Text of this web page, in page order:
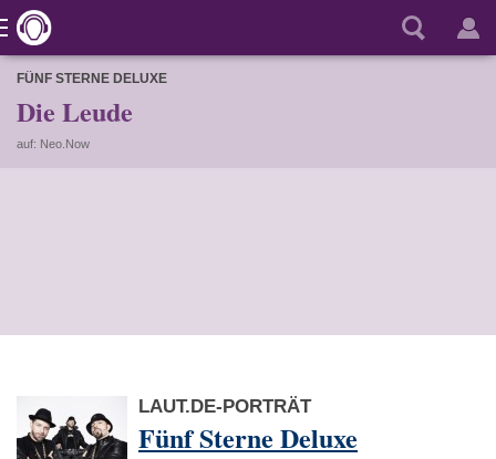
FÜNF STERNE DELUXE
Die Leude
auf: Neo.Now
LAUT.DE-PORTRÄT
Fünf Sterne Deluxe